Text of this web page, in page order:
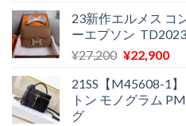
価
格
は
で
し
の
価
格
で
23新作エルメス コ
ーエプソン
¥27,200 元
価
格
¥22,900現
の
価
21SS【M45608-1
トン モノグラム
グ